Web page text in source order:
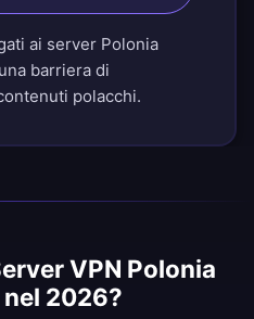
ai server Polonia
barriera di
polacchi.
VPN Polonia
2026?